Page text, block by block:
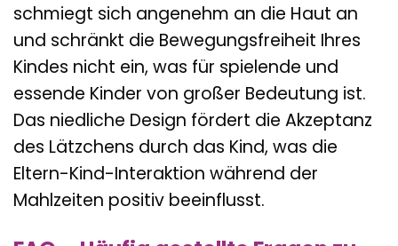
schmiegt sich angenehm an die Haut an
und schränkt die Bewegungsfreiheit Ihres
Kindes nicht ein, was für spielende und
essende Kinder von großer Bedeutung ist.
Das niedliche Design fördert die Akzeptanz
des Lätzchens durch das Kind, was die
Eltern-Kind-Interaktion während der
Mahlzeiten positiv beeinflusst.